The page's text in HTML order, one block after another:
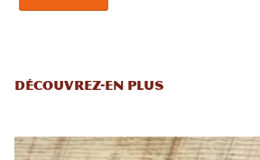
DÉCOUVREZ-EN PLUS